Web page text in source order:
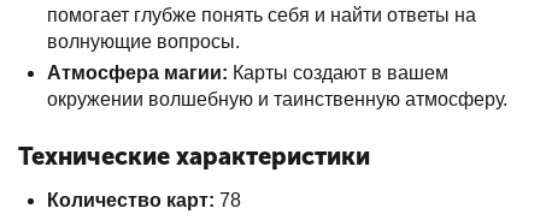
помогает глубже понять себя и найти ответы на
волнующие вопросы.
Атмосфера магии: Карты создают в вашем
окружении волшебную и таинственную атмосферу.
Технические характеристики
Количество карт: 78